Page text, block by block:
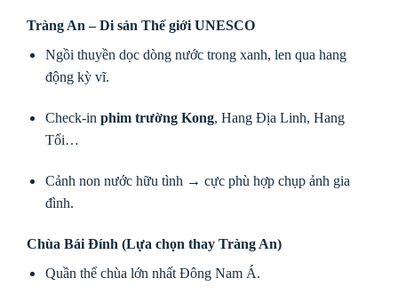
Tràng An – Di sản Thế giới UNESCO
Ngồi thuyền dọc dòng nước trong xanh, len qua hang
động kỳ vĩ.
Check-in phim trường Kong, Hang Địa Linh, Hang
Tối…
Cảnh non nước hữu tình → cực phù hợp chụp ảnh gia
đình.
Chùa Bái Đính (Lựa chọn thay Tràng An)
Quần thể chùa lớn nhất Đông Nam Á.